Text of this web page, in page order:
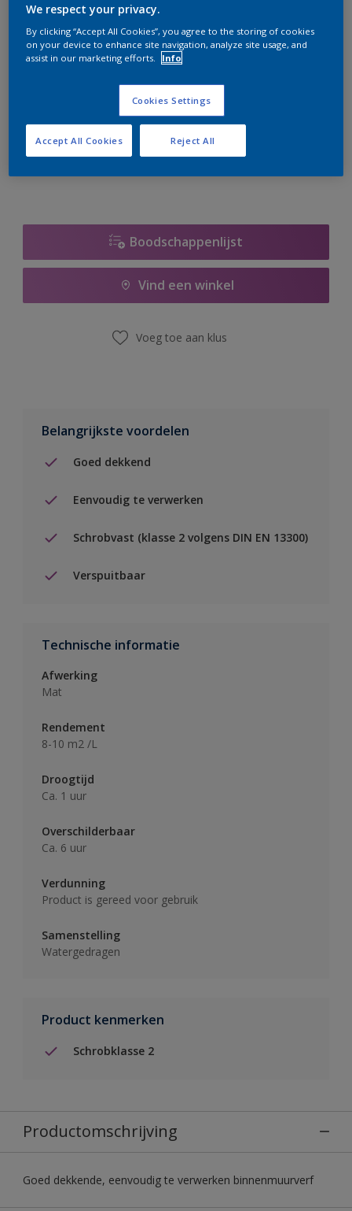
Verfcalculator
Bereken
Op dit moment is het niet mogelijk dit product online
te bestellen. Houd de website in de gaten, we werken
er hard aan om de voorraad aan te vullen.
Boodschappenlijst
Vind een winkel
Voeg toe aan klus
Belangrijkste voordelen
Goed dekkend
Eenvoudig te verwerken
Schrobvast (klasse 2 volgens DIN EN 13300)
Verspuitbaar
Technische informatie
Afwerking
Mat
Rendement
8-10 m2 /L
Droogtijd
Ca. 1 uur
Overschilderbaar
Ca. 6 uur
Verdunning
Product is gereed voor gebruik
Samenstelling
Watergedragen
Product kenmerken
Schrobklasse 2
Productomschrijving
Goed dekkende, eenvoudig te verwerken binnenmuurverf
We respect your privacy.
By clicking “Accept All Cookies”, you agree to the storing of cookies
on your device to enhance site navigation, analyze site usage, and
assist in our marketing efforts.
Info
Cookies Settings
Reject All
Accept All Cookies